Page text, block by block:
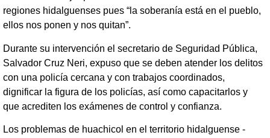
regiones hidalguenses pues “la soberanía está en el pueblo,
ellos nos ponen y nos quitan”.
Durante su intervención el secretario de Seguridad Pública,
Salvador Cruz Neri, expuso que se deben atender los delitos
con una policía cercana y con trabajos coordinados,
dignificar la figura de los policías, así como capacitarlos y
que acrediten los exámenes de control y confianza.
Los problemas de huachicol en el territorio hidalguense -